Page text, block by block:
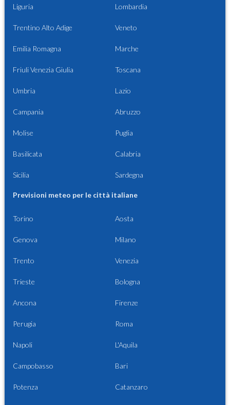
Liguria Lombardia
Trentino Alto Adige Veneto
Emilia Romagna Marche
Friuli Venezia Giulia Toscana
Umbria Lazio
Campania Abruzzo
Molise Puglia
Basilicata Calabria
Sicilia Sardegna
Previsioni meteo per le città italiane
Torino Aosta
Genova Milano
Trento Venezia
Trieste Bologna
Ancona Firenze
Perugia Roma
Napoli L'Aquila
Campobasso Bari
Potenza Catanzaro